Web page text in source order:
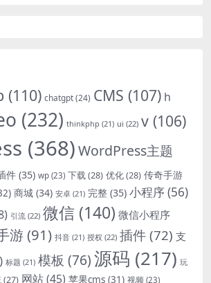
(110) chatgpt(24) CMS (107) h
(232) thinkphp (21) ui (22) v (106)
(368)WordPress主题
件 (35) wp (23) 下载(28) 优化(28) 传奇手游
商城 (34) 安卓 (21) 完整 (35) 小程序(56)
引流 (22) 微信 (140) 微信小程序
游(91) 抖音 (21) 授权 (22) 插件 (72) 支
标题 (21) 模板 (76)源码 (217) 玩
(27) 网站(45) 苹果cms (31) 视频 (23)